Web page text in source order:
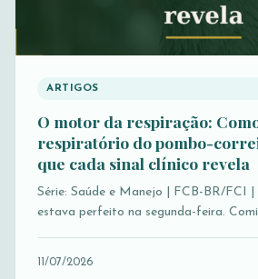
ARTIGOS
O motor da respiração:
respiratório do pombo-
que cada sinal clínico revela
Série: Saúde e Manejo | FCB-BR/FCI |
estava perfeito na segunda-feira.
11/07/2026